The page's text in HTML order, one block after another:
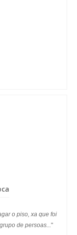
o piso, xa que foi
de persoas..."